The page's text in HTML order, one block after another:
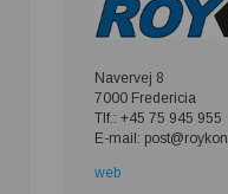
Navervej 8
7000 Fredericia
Tlf.: +45 75 945 955
E-mail:
web